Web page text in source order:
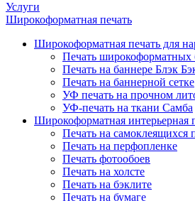
Услуги
Широкоформатная печать
Широкоформатная печать для
Печать широкоформатных
Печать на баннере Блэк
Печать на баннерной сетке
УФ печать на прочном
УФ-печать на ткани Самба
Широкоформатная интерьерная
Печать на самоклеящихся
Печать на перфопленке
Печать фотообоев
Печать на холсте
Печать на бэклите
Печать на бумаге